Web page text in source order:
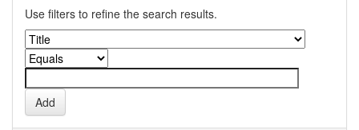
Use filters to refine the search results.